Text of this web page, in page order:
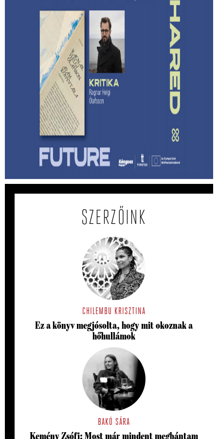
Lehet-e izgalmas egy
hagyatékfelszámolás? – Ragnar Helgi
Ólafsson: Apám könyvtára
Megmenthető-e a feledéstől mindaz, ami számunkra
értékes akkor, ha írunk róla?
SZERZŐINK
CHILEMBU KRISZTINA
Ez a könyv megjósolta, hogy mit okoznak a
hőhullámok
BAKÓ SÁRA
Kemény Zsófi: Most már mindent megbántam